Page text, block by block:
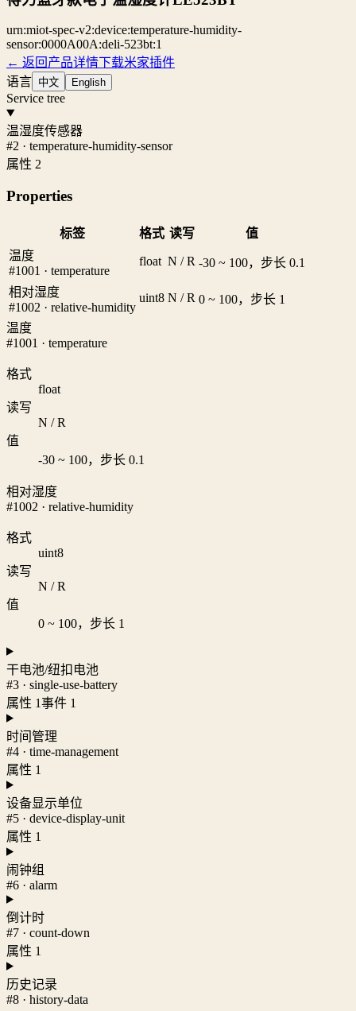
urn:miot-spec-v2:device:temperature-humidity-
sensor:0000A00A:deli-523bt:1
← 返回产品详情下载米家插件
语言 中文 English
Service tree
温湿度传感器
#2 · temperature-humidity-sensor
属性 2
Properties
标签 格式 读写
值
温度
#1001 · temperature
float N / R -30 ~ 100，步长 0.1
相对湿度
#1002 · relative-humidity
uint8 N / R 0 ~ 100，步长 1
温度
#1001 · temperature
格式
float
读写
N / R
值
-30 ~ 100，步长 0.1
相对湿度
#1002 · relative-humidity
格式
uint8
读写
N / R
值
0 ~ 100，步长 1
干电池/纽扣电池
#3 · single-use-battery
属性 1事件 1
时间管理
#4 · time-management
属性 1
设备显示单位
#5 · device-display-unit
属性 1
闹钟组
#6 · alarm
倒计时
#7 · count-down
属性 1
历史记录
#8 · history-data